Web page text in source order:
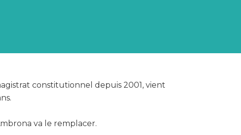
constitutionnel depuis 2001, vient
va le remplacer.